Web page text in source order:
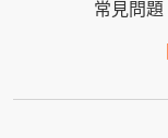
常見問題